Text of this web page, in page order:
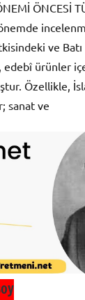
ÖNCESİ
ve
edebî ürünler
Özellikle,
sanat ve